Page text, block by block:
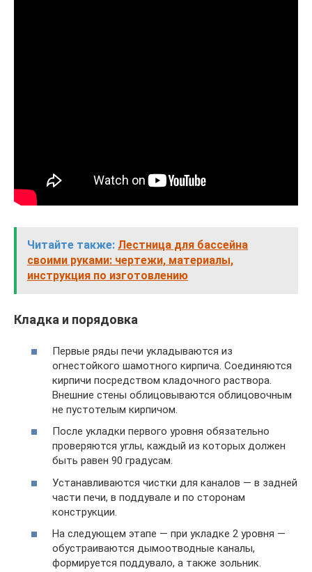
Читайте также: Лестница для бассейна
своими руками: чертежи, материалы,
инструкция по изготовлению
Кладка и порядовка
Первые ряды печи укладываются из
огнестойкого шамотного кирпича. Соединяются
кирпичи посредством кладочного раствора.
Внешние стены облицовываются облицовочным
не пустотелым кирпичом.
После укладки первого уровня обязательно
проверяются углы, каждый из которых должен
быть равен 90 градусам.
Устанавливаются чистки для каналов — в задней
части печи, в поддувале и по сторонам
конструкции.
На следующем этапе — при укладке 2 уровня —
обустраиваются дымоотводные каналы,
формируется поддувало, а также зольник.